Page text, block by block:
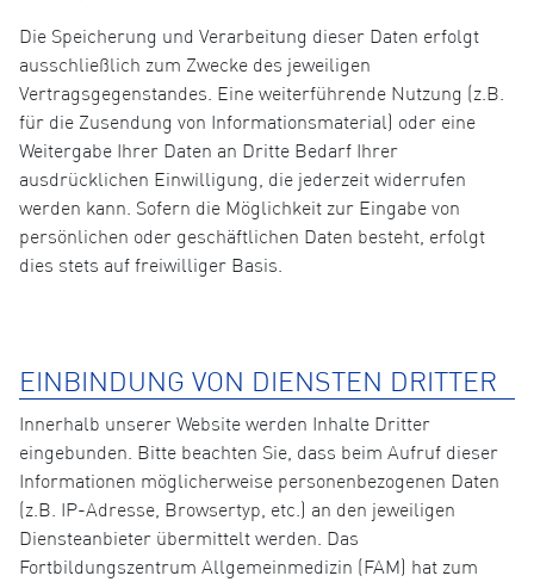
Die Speicherung und Verarbeitung dieser Daten erfolgt
ausschließlich zum Zwecke des jeweiligen
Vertragsgegenstandes. Eine weiterführende Nutzung (z.B.
für die Zusendung von Informationsmaterial) oder eine
Weitergabe Ihrer Daten an Dritte Bedarf Ihrer
ausdrücklichen Einwilligung, die jederzeit widerrufen
werden kann. Sofern die Möglichkeit zur Eingabe von
persönlichen oder geschäftlichen Daten besteht, erfolgt
dies stets auf freiwilliger Basis.
EINBINDUNG VON DIENSTEN DRITTER
Innerhalb unserer Website werden Inhalte Dritter
eingebunden. Bitte beachten Sie, dass beim Aufruf dieser
Informationen möglicherweise personenbezogenen Daten
(z.B. IP-Adresse, Browsertyp, etc.) an den jeweiligen
Diensteanbieter übermittelt werden. Das
Fortbildungszentrum Allgemeinmedizin (FAM) hat zum